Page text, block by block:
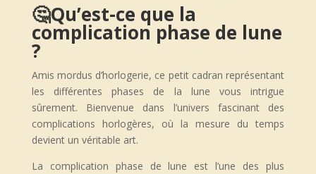
🤔Qu’est-ce que la
complication phase de lune
?
Amis mordus d’horlogerie, ce petit cadran représentant
les différentes phases de la lune vous intrigue
sûrement. Bienvenue dans l’univers fascinant des
complications horlogères, où la mesure du temps
devient un véritable art.
La complication phase de lune est l’une des plus